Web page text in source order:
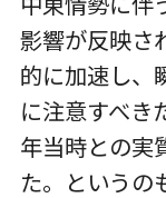
中東情勢に伴
影響が反映さ
的に加速し、
に注意すべき
年当時との実
た。というの